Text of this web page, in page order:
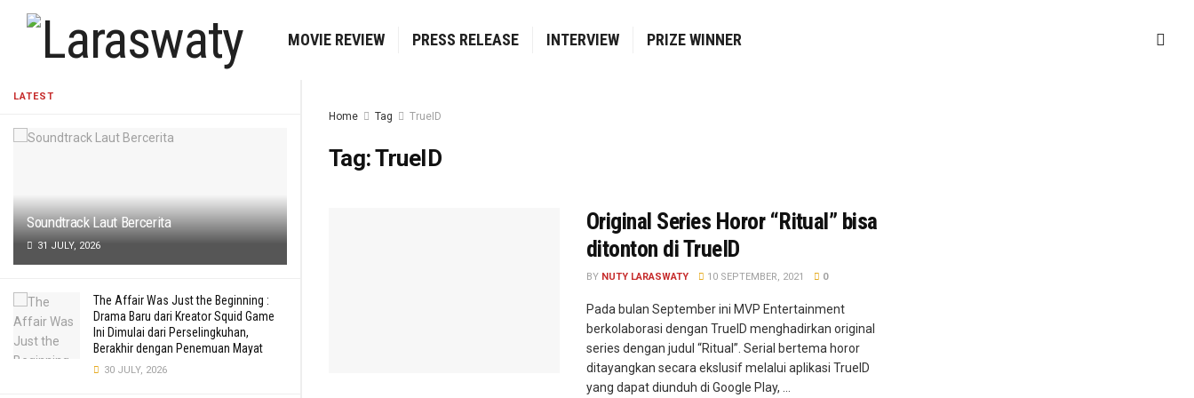
LATEST
Soundtrack Laut Bercerita
31 JULY, 2026
The Affair Was Just the Beginning :
Drama Baru dari Kreator Squid Game
Ini Dimulai dari Perselingkuhan,
Berakhir dengan Penemuan Mayat
30 JULY, 2026
MOVIE REVIEW PRESS RELEASE INTERVIEW PRIZE WINNER
Home Tag TrueID
Tag:TrueID
Original Series Horor “Ritual” bisa
ditonton di TrueID
BY NUTY LARASWATY 10 SEPTEMBER, 2021 0
Pada bulan September ini MVP Entertainment
berkolaborasi dengan TrueID menghadirkan original
series dengan judul “Ritual”. Serial bertema horor
ditayangkan secara ekslusif melalui aplikasi TrueID
yang dapat diunduh di Google Play, ...